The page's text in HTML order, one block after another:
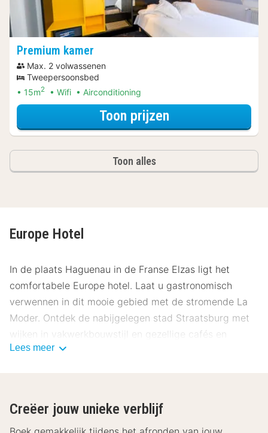
Premium kamer
Max. 2 volwassenen
Tweepersoonsbed
15m2 Wifi Airconditioning
Toon prijzenvoor Diner
Toon alles
Europe Hotel
In de plaats Haguenau in de Franse Elzas ligt het
comfortabele Europe hotel. Laat u gastronomisch
verwennen in dit mooie gebied met de stromende La
Moder. Ontdek de nabijgelegen stad Straatsburg met
wijken in vakwerkbouwstijl en gezellige cafés en
pleinen.
bad en toilet. Sommige kamers hebben toegang tot
een eigen balkon. De kamers zijn voorzien van
Lees meer
Creëer jouw unieke verblijf